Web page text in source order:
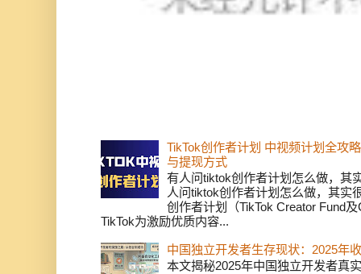
TikTok创作者计划 中视频计划全攻
与提现方式
有人问tiktok创作者计划怎么做，其
人问tiktok创作者计划怎么做，其实
创作者计划（TikTok Creator Fund
TikTok为激励优质内容...
中国独立开发者生存现状：2025年
本文揭秘2025年中国独立开发者真